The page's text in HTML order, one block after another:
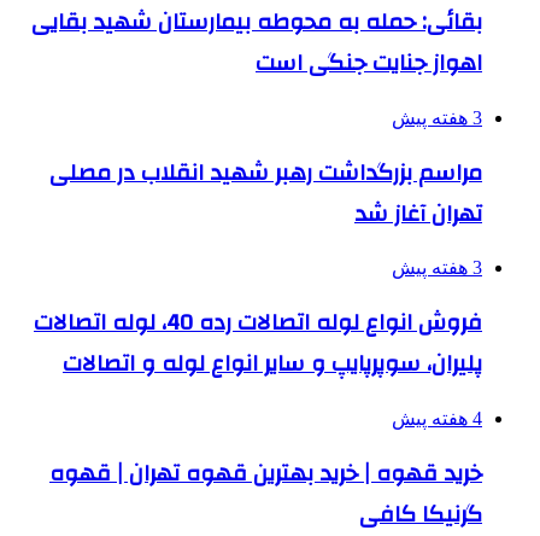
بقائی: حمله به محوطه بیمارستان شهید بقایی
اهواز جنایت جنگی است
3 هفته پیش
مراسم بزرگداشت رهبر شهید انقلاب در مصلی
تهران آغاز شد
3 هفته پیش
فروش انواع لوله اتصالات رده 40، لوله اتصالات
پلیران، سوپرپایپ و سایر انواع لوله و اتصالات
4 هفته پیش
خرید قهوه | خرید بهترین قهوه تهران | قهوه
گرنیکا کافی